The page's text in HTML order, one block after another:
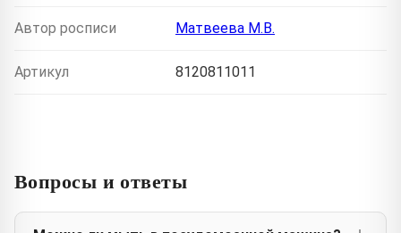
Автор росписи Матвеева М.В.
Артикул 8120811011
Вопросы и ответы